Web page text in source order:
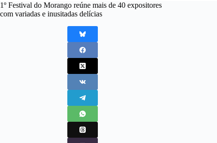
1º Festival do Morango reúne mais de 40 expositores
com variadas e inusitadas delícias